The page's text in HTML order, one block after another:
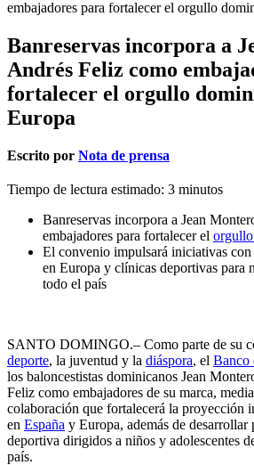
Banreservas incorpora a
Andrés Feliz como
fortalecer el orgullo
Europa
Escrito por Nota de prensa
Tiempo de lectura estimado: 3 minutos
Banreservas incorpora a Jean
embajadores para fortalecer el
El convenio impulsará iniciativas
en Europa y clínicas deportivas para
todo el país
SANTO DOMINGO.– Como parte de su
deporte, la juventud y la diáspora, el Banco
los baloncestistas dominicanos Jean
Feliz como embajadores de su marca,
colaboración que fortalecerá la proyección
en España y Europa, además de desarrollar
deportiva dirigidos a niños y adolescentes
país.